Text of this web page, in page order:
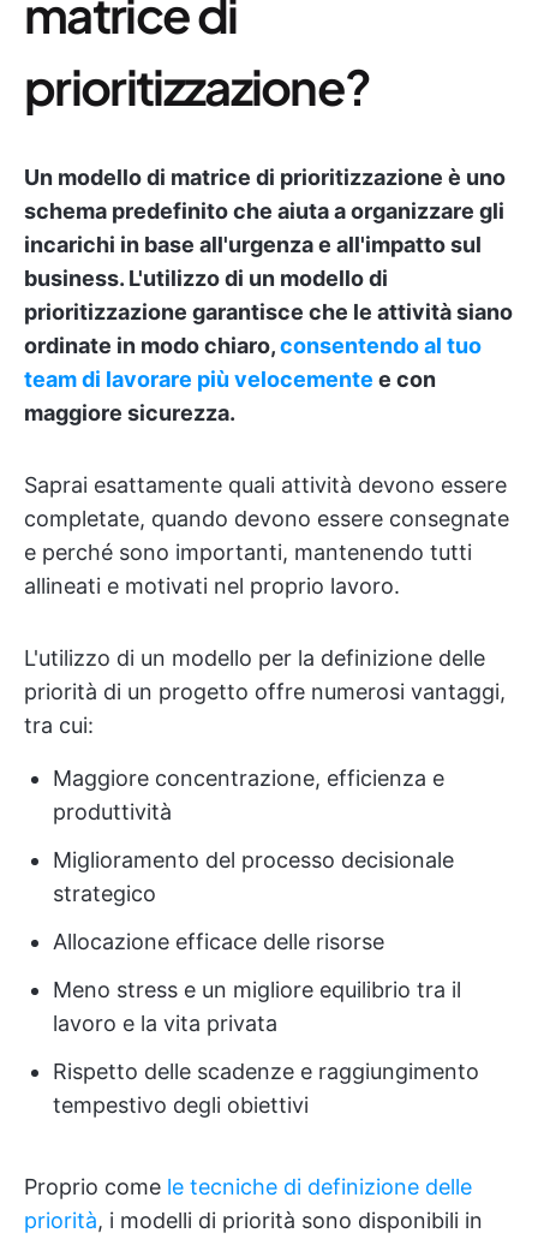
matrice di
prioritizzazione?
Un modello di matrice di prioritizzazione è uno
schema predefinito che aiuta a organizzare gli
incarichi in base all'urgenza e all'impatto sul
business. L'utilizzo di un modello di
prioritizzazione garantisce che le attività siano
ordinate in modo chiaro,consentendo al tuo
team di lavorare più velocemente e con
maggiore sicurezza.
Saprai esattamente quali attività devono essere
completate, quando devono essere consegnate
e perché sono importanti, mantenendo tutti
allineati e motivati nel proprio lavoro.
L'utilizzo di un modello per la definizione delle
priorità di un progetto offre numerosi vantaggi,
tra cui:
Maggiore concentrazione, efficienza e
produttività
Miglioramento del processo decisionale
strategico
Allocazione efficace delle risorse
Meno stress e un migliore equilibrio tra il
lavoro e la vita privata
Rispetto delle scadenze e raggiungimento
tempestivo degli obiettivi
Proprio come le tecniche di definizione delle
priorità, i modelli di priorità sono disponibili in